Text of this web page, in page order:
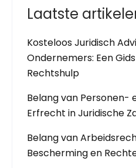
Laatste
Kosteloos Juridisch
Ondernemers: Een
Rechtshulp
Belang van Personen-
Erfrecht in Juridische
Belang van
Bescherming en